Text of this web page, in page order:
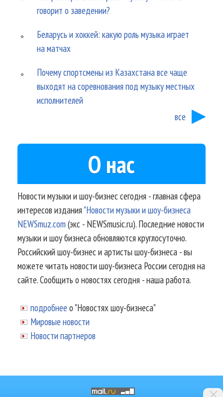
говорит о заведении?
Беларусь и хоккей: какую роль музыка играет
на матчах
Почему спортсмены из Казахстана все чаще
выходят на соревнования под музыку местных
исполнителей
все
О нас
Новости музыки и шоу-бизнес сегодня - главная сфера
интересов издания"Новости музыки и шоу-бизнеса
NEWSmuz.com(экс - NEWSmusic.ru). Последние новости
музыки и шоу бизнеса обновляются круглосуточно.
Российский шоу-бизнес и артисты шоу-бизнеса - вы
можете читать новости шоу-бизнеса России сегодня на
сайте. Сообщить о новостях сегодня - наша работа.
подробнее о "Новостях шоу-бизнеса"
Мировые новости
Новости партнеров